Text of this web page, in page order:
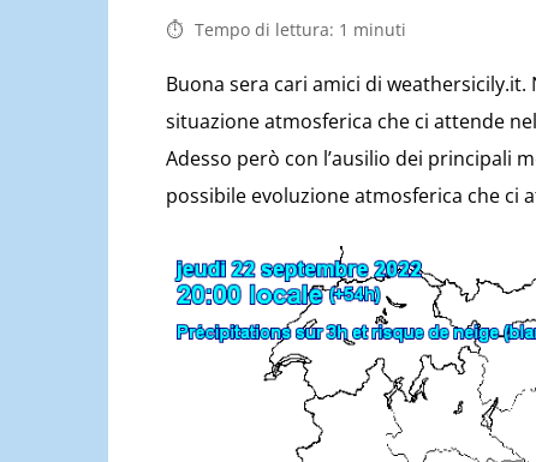
Tempo di lettura: 1 minuti
Buona sera cari amici di
situazione atmosferica che ci attende
Adesso però con l’ausilio dei principali
possibile evoluzione atmosferica che ci